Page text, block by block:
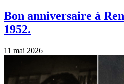
Bon anniversaire à
1952.
11 mai 2026